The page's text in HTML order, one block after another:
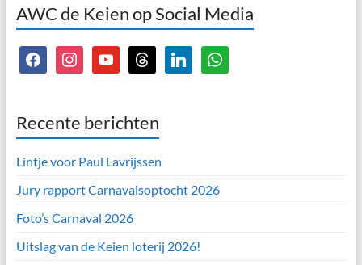
AWC de Keien op Social Media
facebookinstagramyoutubethreads linkedinwhatsapp
Recente berichten
Lintje voor Paul Lavrijssen
Jury rapport Carnavalsoptocht 2026
Foto’s Carnaval 2026
Uitslag van de Keien loterij 2026!